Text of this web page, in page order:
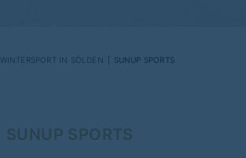
WINTERSPORT IN SÖLDEN SUNUP SPORTS
SUNUP SPORTS